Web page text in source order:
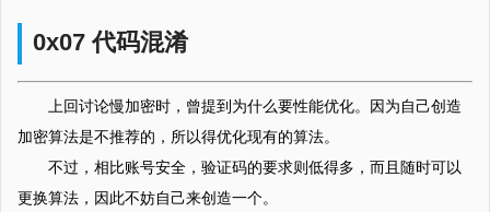
0x07 代码混淆
上回讨论慢加密时，曾提到为什么要性能优化。因为自己创造
加密算法是不推荐的，所以得优化现有的算法。
不过，相比账号安全，验证码的要求则低得多，而且随时可以
更换算法，因此不妨自己来创造一个。